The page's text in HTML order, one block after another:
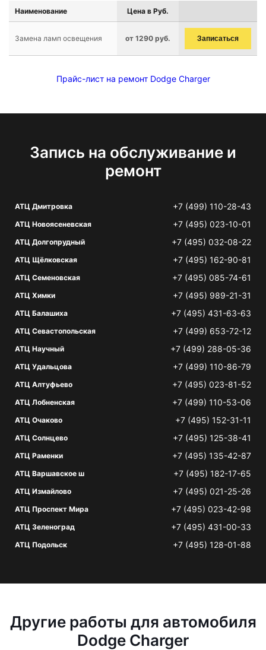
Наименование Цена в Руб.
Замена ламп освещения от 1290 руб. Записаться
Прайс-лист на ремонт Dodge Charger
Запись на обслуживание и
ремонт
АТЦ Дмитровка +7 (499) 110-28-43
АТЦ Новоясеневская +7 (495) 023-10-01
АТЦ Долгопрудный +7 (495) 032-08-22
АТЦ Щёлковская +7 (495) 162-90-81
АТЦ Семеновская +7 (495) 085-74-61
АТЦ Химки +7 (495) 989-21-31
АТЦ Балашиха +7 (495) 431-63-63
АТЦ Севастопольская +7 (499) 653-72-12
АТЦ Научный +7 (499) 288-05-36
АТЦ Удальцова +7 (499) 110-86-79
АТЦ Алтуфьево +7 (495) 023-81-52
АТЦ Лобненская +7 (499) 110-53-06
АТЦ Очаково +7 (495) 152-31-11
АТЦ Солнцево +7 (495) 125-38-41
АТЦ Раменки +7 (495) 135-42-87
АТЦ Варшавское ш +7 (495) 182-17-65
АТЦ Измайлово +7 (495) 021-25-26
АТЦ Проспект Мира +7 (495) 023-42-98
АТЦ Зеленоград +7 (495) 431-00-33
АТЦ Подольск +7 (495) 128-01-88
Другие работы для автомобиля
Dodge Charger